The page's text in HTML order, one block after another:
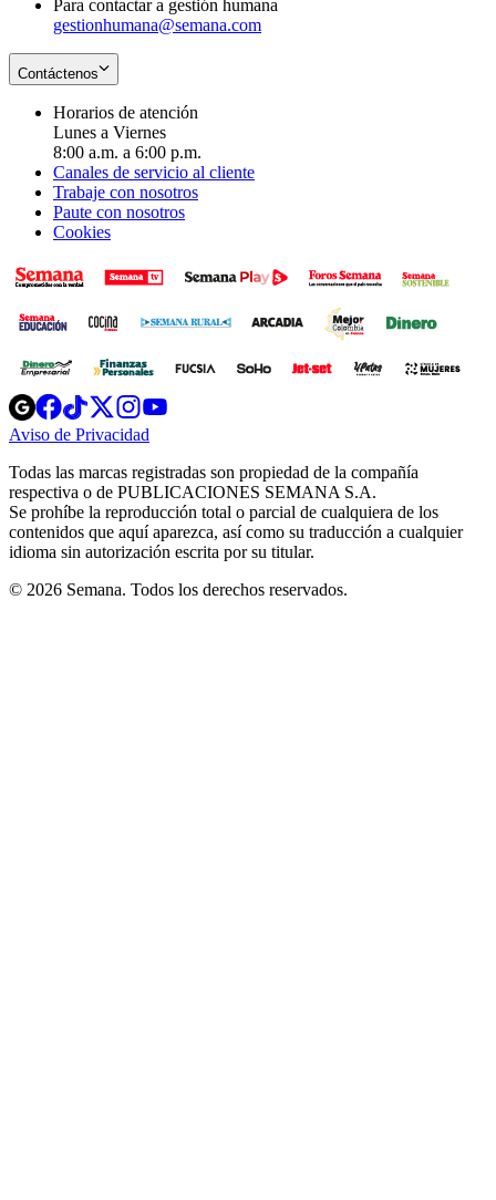
Para contactar a gestión humana
gestionhumana@semana.com
Contáctenos
Horarios de atención
Lunes a Viernes
8:00 a.m. a 6:00 p.m.
Canales de servicio al cliente
Trabaje con nosotros
Paute con nosotros
Cookies
Opens
in
new
Opens
in
new
Opens
in
new
window
Opens
new
windowwindow
Aviso de Privacidad
new
window
Todas las marcas registradas son propiedad de la compañía
respectiva o de PUBLICACIONES SEMANA S.A.
Se prohíbe la reproducción total o parcial de cualquiera de los
contenidos que aquí aparezca, así como su traducción a cualquier
idioma sin autorización escrita por su titular.
© 2026 Semana. Todos los derechos reservados.